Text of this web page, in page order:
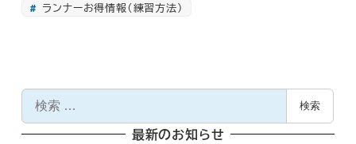
ランナーお得情報（練習方法）
検
索
検索
最新のお知らせ